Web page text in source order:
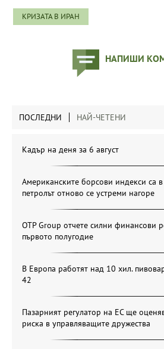
КРИЗАТА В ИРАН
НАПИШИ
ПОСЛЕДНИ НАЙ-ЧЕТЕНИ
Кадър на деня за 6 август
Американските борсови индекси са в
петролът отново се устреми нагоре
OTP Group отчете силни финансови
първото полугодие
В Европа работят над 10 хил.
42
Пазарният регулатор на ЕС ще
риска в управляващите дружества